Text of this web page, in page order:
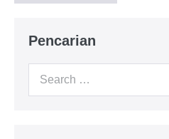
Pencarian
Search